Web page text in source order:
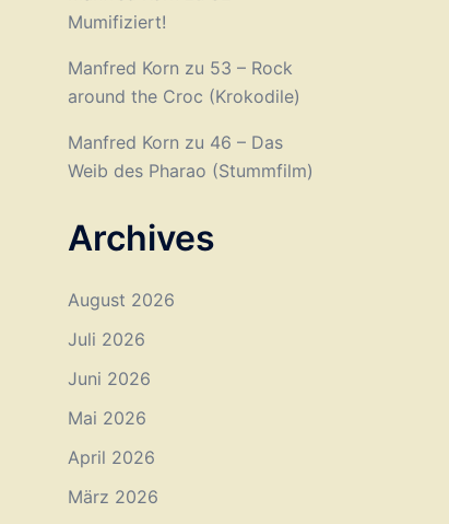
Mumifiziert!
Manfred Korn zu 53 – Rock
around the Croc (Krokodile)
Manfred Korn zu 46 – Das
Weib des Pharao (Stummfilm)
Archives
August 2026
Juli 2026
Juni 2026
Mai 2026
April 2026
März 2026